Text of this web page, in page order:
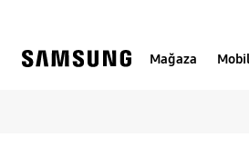
Mağaza